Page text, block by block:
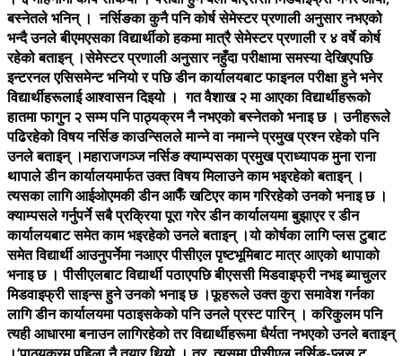
बस्नेतले भनिन् । नर्सिङका कुनै पनि कोर्ष सेमेस्टर प्रणाली अनुसार नभएको
भन्दै उनले बीएमएसका विद्यार्थीको हकमा मात्रै सेमेस्टर प्रणाली र ४ वर्षे कोर्ष
रहेको बताइन् ।सेमेस्टर प्रणाली अनुसार नहुँदा परीक्षामा समस्या देखिएपछि
इन्टरनल एसिसमेन्ट भनियो र पछि डीन कार्यालयबाट फाइनल परीक्षा हुने भनेर
विद्यार्थीहरूलाई आश्वासन दिइयो । गत वैशाख २ मा आएका विद्यार्थीहरूको
हातमा फागुन २ सम्म पनि पाठ्यक्रम नै नभएको बस्नेतको भनाइ छ । उनीहरूले
पढिरहेको विषय नर्सिङ काउन्सिलले मान्ने वा नमान्ने प्रमुख प्रश्न रहेको पनि
उनले बताइन् ।महाराजगञ्ज नर्सिङ क्याम्पसका प्रमुख प्राध्यापक मुना राना
थापाले डीन कार्यालयमार्फत उक्त विषय मिलाउने काम भइरहेको बताइन् ।
त्यसका लागि आईओएमकी डीन आफैँ खटिएर काम गरिरहेको उनको भनाइ छ ।
क्याम्पसले गर्नुपर्ने सबै प्रक्रिया पूरा गरेर डीन कार्यालयमा बुझाएर र डीन
कार्यालयबाट समेत काम भइरहेको उनले बताइन् ।यो कोर्षका लागि प्लस टुबाट
समेत विद्यार्थी आउनुपर्नेमा नआएर पीसीएल पृष्टभूमिबाट मात्र आएको थापाको
भनाइ छ । पीसीएलबाट विद्यार्थी पठाएपछि बीएससी मिडवाइफ्री नभइ ब्याचुलर
मिडवाइफ्री साइन्स हुने उनको भनाइ छ ।फूहरूले उक्त कुरा समावेश गर्नका
लागि डीन कार्यालयमा पठाइसकेको पनि उनले प्रस्ट पारिन् । करिकुलम पनि
त्यही आधारमा बनाउन लागिरहेको तर विद्यार्थीहरूमा धैर्यता नभएको उनले बताइन्